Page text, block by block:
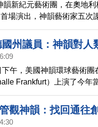
韻新紀元藝術團，在奧地
場演出，神韻藝術家五次
已。一對政治家夫婦表
州議員：神韻對人
午，美國神韻環球藝術團
Frankfurt）上演了今年
Bamberger也觀賞了演
出，神韻的使命對世界和
觀神韻：找回通往